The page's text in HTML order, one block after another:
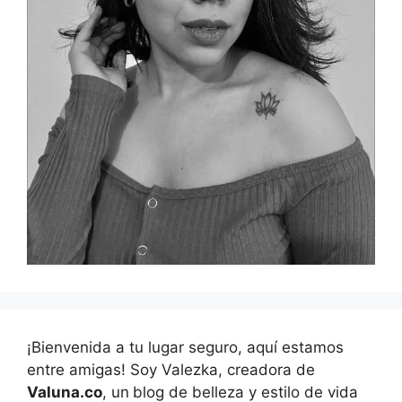
¡Bienvenida a tu lugar seguro, aquí estamos
entre amigas! Soy Valezka, creadora de
Valuna.co, un blog de belleza y estilo de vida